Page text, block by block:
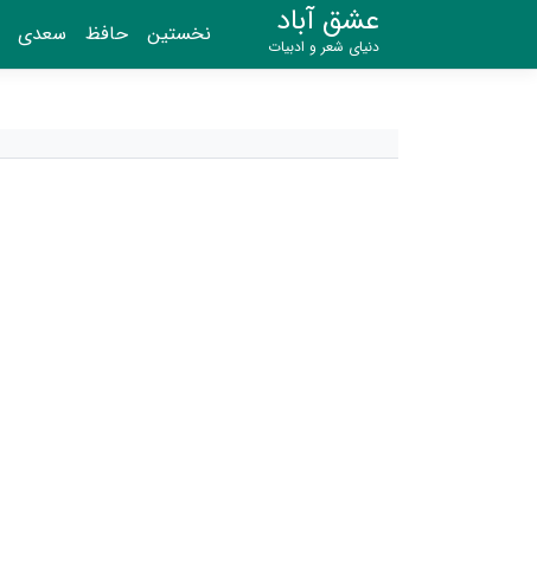
عشق آباد
دنیای شعر و ادبیات نخستین حافظ سعدی